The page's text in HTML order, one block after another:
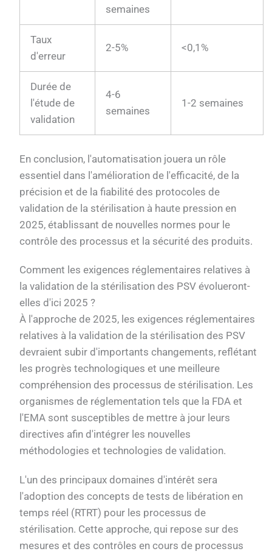
semaines
Taux
d'erreur
2-5% <0,1%
Durée de
l'étude de
validation
4-6
semaines
1-2 semaines
En conclusion, l'automatisation jouera un rôle
essentiel dans l'amélioration de l'efficacité, de la
précision et de la fiabilité des protocoles de
validation de la stérilisation à haute pression en
2025, établissant de nouvelles normes pour le
contrôle des processus et la sécurité des produits.
Comment les exigences réglementaires relatives à
la validation de la stérilisation des PSV évolueront-
elles d'ici 2025 ?
À l'approche de 2025, les exigences réglementaires
relatives à la validation de la stérilisation des PSV
devraient subir d'importants changements, reflétant
les progrès technologiques et une meilleure
compréhension des processus de stérilisation. Les
organismes de réglementation tels que la FDA et
l'EMA sont susceptibles de mettre à jour leurs
directives afin d'intégrer les nouvelles
méthodologies et technologies de validation.
L'un des principaux domaines d'intérêt sera
l'adoption des concepts de tests de libération en
temps réel (RTRT) pour les processus de
stérilisation. Cette approche, qui repose sur des
mesures et des contrôles en cours de processus